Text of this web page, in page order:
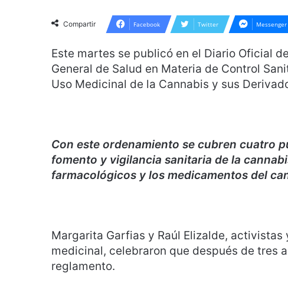
Compartir Facebook Twitter Messenger
Este martes se publicó en el Diario Oficial
General de Salud en Materia de Control
Uso Medicinal de la Cannabis y sus
Con este ordenamiento se cubren cuatro
fomento y vigilancia sanitaria de la
farmacológicos y los medicamentos del
Margarita Garfias y Raúl Elizalde,
medicinal, celebraron que después de tres
reglamento.